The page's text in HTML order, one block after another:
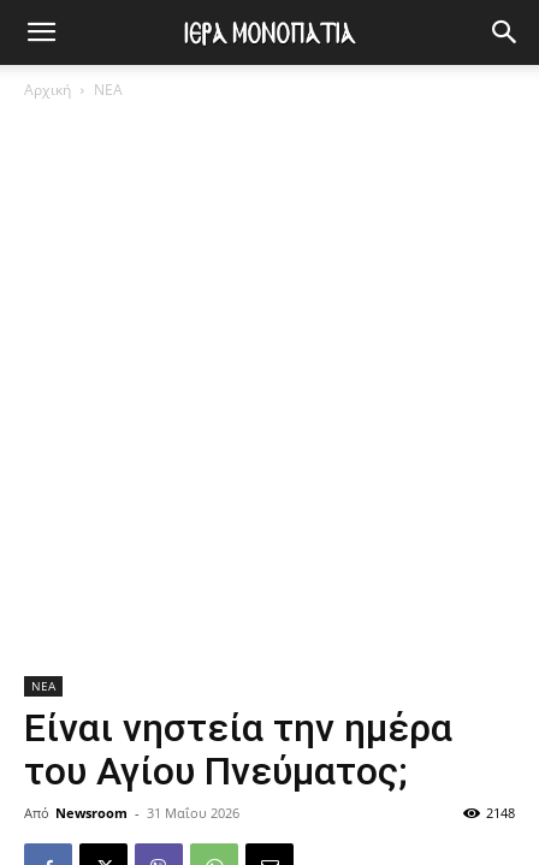
Αρχική ΝΕΑ
ΝΕΑ
Είναι νηστεία την ημέρα
του Αγίου Πνεύματος;
Από Newsroom - 31 Μαΐου 2026 2148